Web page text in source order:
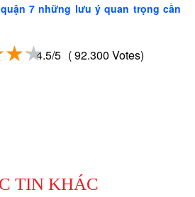
7 những lưu ý quan trọng cần
4.5/5 ( 92.300 Votes)
TIN KHÁC